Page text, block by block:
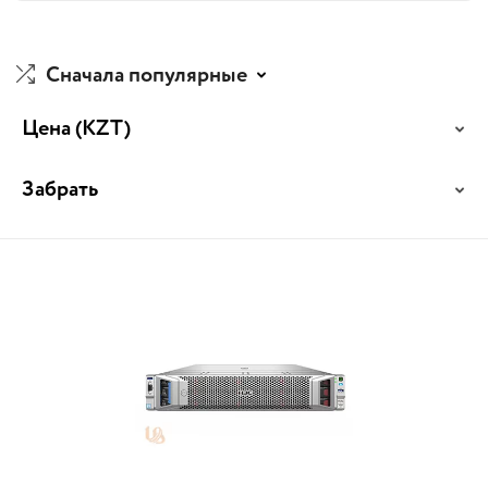
Сначала популярные
Цена(KZT)
Забрать